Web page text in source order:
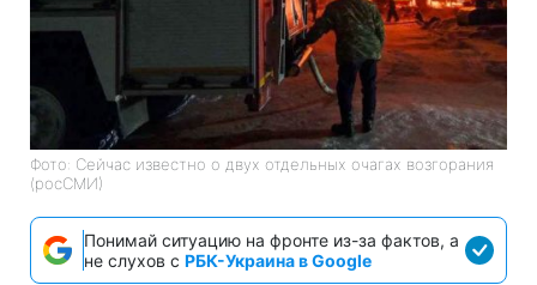
Фото: Сейчас известно о двух отдельных очагах возгорания
(росСМИ)
Понимай ситуацию на фронте из-за фактов, а
не слухов с РБК-Украина в Google